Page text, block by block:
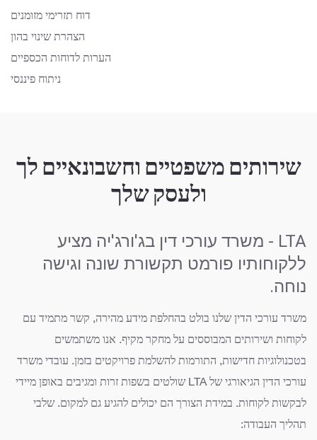
דוח תזרימי מזומנים
הצהרת שינוי בהון
הערות לדוחות הכספיים
ניתוח פיננסי
שירותים משפטיים וחשבונאיים לך
ולעסק שלך
LTA - משרד עורכי דין בג'ורג'יה מציע
ללקוחותיו פורמט תקשורת שונה וגישה
נוחה.
משרד עורכי הדין שלנו בולט בהחלפת מידע מהירה, קשר מתמיד עם
לקוחות ושירותים המבוססים על מחקר מקיף. אנו משתמשים
בטכנולוגיות חדישות, התורמות להשלמת פרויקטים בזמן. עובדי משרד
עורכי הדין הגיאורגי של LTA שולטים בשפות זרות ומגיבים באופן מיידי
לבקשות לקוחות. במידת הצורך הם יכולים להגיע גם למקום. שלבי
תהליך העבודה: